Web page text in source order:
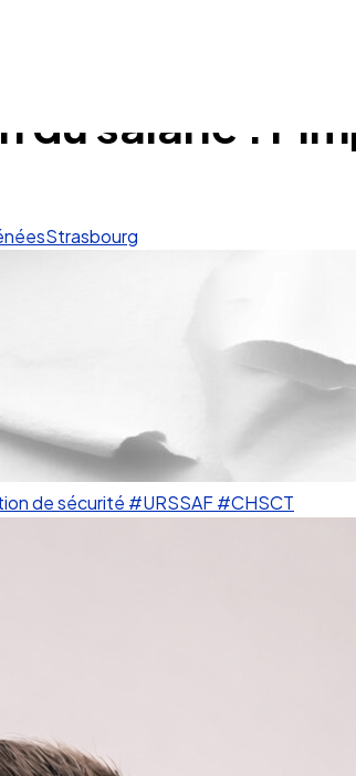
Strasbourg
salarié :
de sécurité #URSSAF#CHSCT